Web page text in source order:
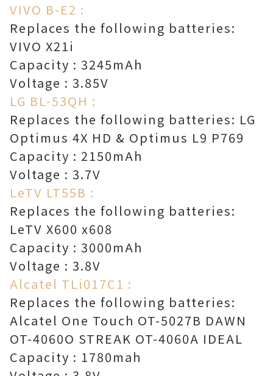
VIVO B-E2 :
Replaces the following batteries:
VIVO X21i
Capacity : 3245mAh
Voltage : 3.85V
LG BL-53QH :
Replaces the following batteries: LG
Optimus 4X HD & Optimus L9 P769
Capacity : 2150mAh
Voltage : 3.7V
LeTV LT55B :
Replaces the following batteries:
LeTV X600 x608
Capacity : 3000mAh
Voltage : 3.8V
Alcatel TLi017C1 :
Replaces the following batteries:
Alcatel One Touch OT-5027B DAWN
OT-4060O STREAK OT-4060A IDEAL
Capacity : 1780mah